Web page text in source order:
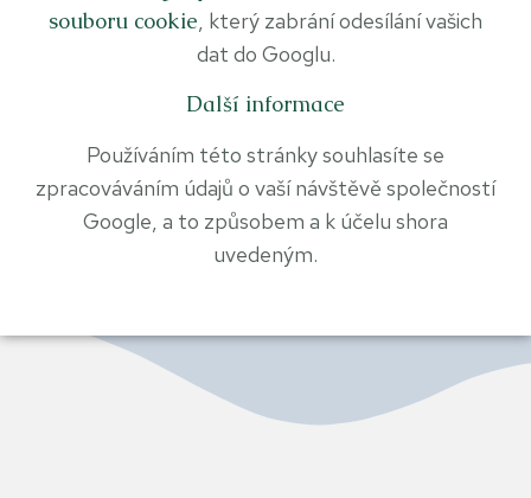
souboru cookie, který zabrání odesílání vašich
dat do Googlu.
Další informace
Používáním této stránky souhlasíte se
zpracováváním údajů o vaší návštěvě společností
Google, a to způsobem a k účelu shora
uvedeným.